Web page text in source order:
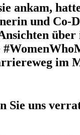
ankam,
und Co-
im
uns